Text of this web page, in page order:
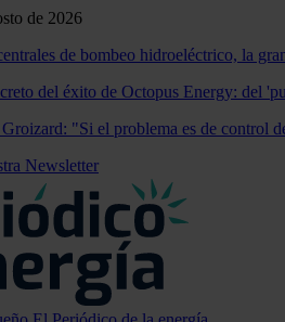
de 2026
de bombeo hidroeléctrico, la
del éxito de Octopus Energy: del
"Si el problema es de control
Newsletter